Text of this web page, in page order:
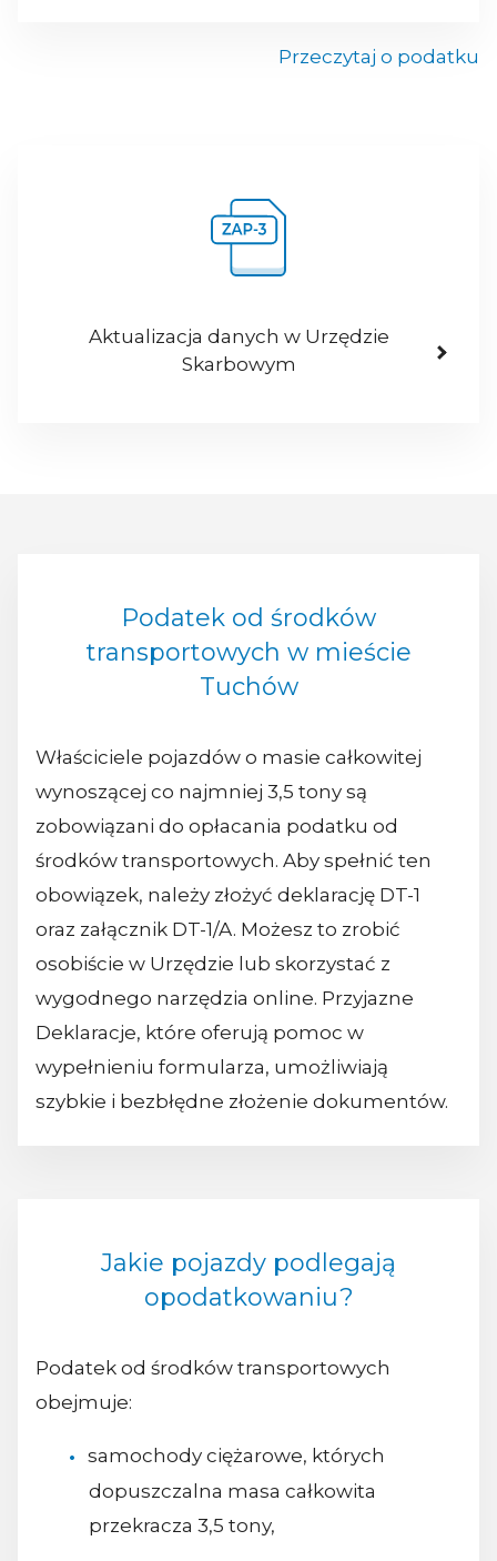
Przeczytaj o podatku
Aktualizacja danych w Urzędzie
Skarbowym
Podatek od środków
transportowych w mieście
Tuchów
Właściciele pojazdów o masie całkowitej
wynoszącej co najmniej 3,5 tony są
zobowiązani do opłacania podatku od
środków transportowych. Aby spełnić ten
obowiązek, należy złożyć deklarację DT-1
oraz załącznik DT-1/A. Możesz to zrobić
osobiście w Urzędzie lub skorzystać z
wygodnego narzędzia online. Przyjazne
Deklaracje, które oferują pomoc w
wypełnieniu formularza, umożliwiają
szybkie i bezbłędne złożenie dokumentów.
Jakie pojazdy podlegają
opodatkowaniu?
Podatek od środków transportowych
obejmuje:
samochody ciężarowe, których
dopuszczalna masa całkowita
przekracza 3,5 tony,